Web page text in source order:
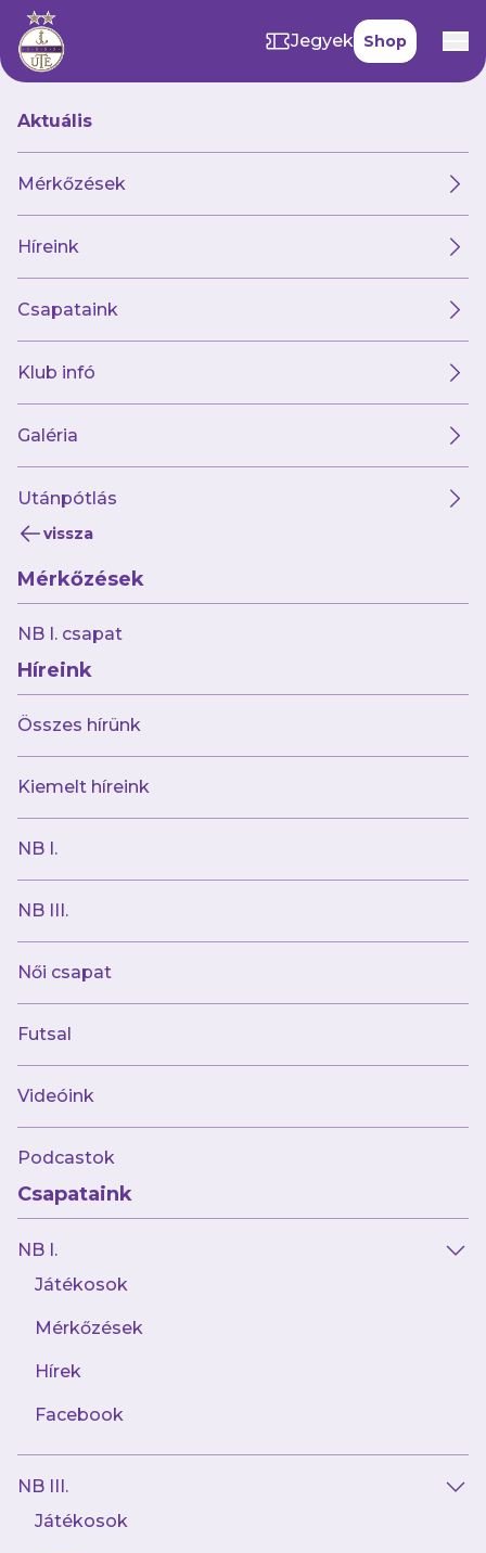
Jegyek Shop
Aktuális
Mérkőzések
Híreink
Csapataink
Klub infó
Galéria
Utánpótlás
vissza
Mérkőzések
NB I. csapat
Híreink
Összes hírünk
Kiemelt híreink
NB I.
NB III.
Női csapat
Futsal
Videóink
Podcastok
Csapataink
NB I.
Játékosok
Mérkőzések
Hírek
Facebook
NB III.
Játékosok
2024.09.13
Háromgólos hátrányból ikszeltünk a
TFSE-vel
2024.09.09
Bravúr! Nyíregyházán győzött
futsalcsapatunk
2024.08.30
Rangadón ütöttük ki a Nyírbátort